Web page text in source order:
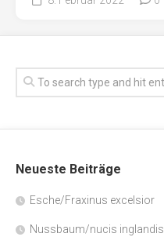
Neueste Beiträge
Esche/Fraxinus excelsior
Nussbaum/nucis inglandis